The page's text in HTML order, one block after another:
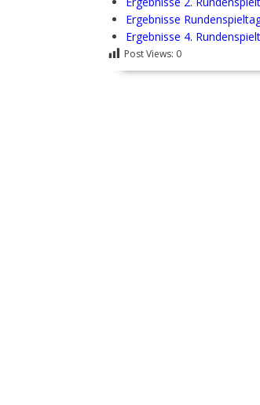
Ergebnisse
Ergebnisse 4.
Post Views: 0